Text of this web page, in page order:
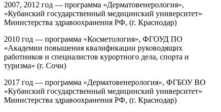
2007, 2012 год — программа «Дерматовенерология»,
«Кубанский государственный медицинский университет»
Министерства здравоохранения РФ, (г. Краснодар)
2010 год — программа «Косметология», ФГОУД ПО
«Академии повышения квалификации руководящих
работников и специалистов курортного дела, спорта и
туризма» (г. Сочи)
2017 год — программа «Дерматовенерология», ФГБОУ ВО
«Кубанский государственный медицинский университет»
Министерства здравоохранения РФ, (г. Краснодар)